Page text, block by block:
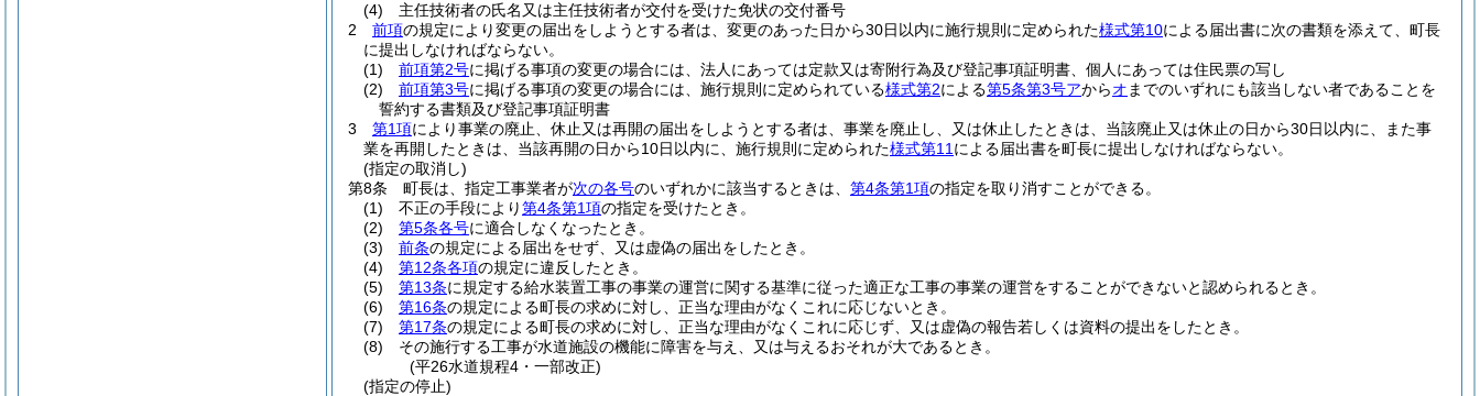
(4)
主任技術者の氏名又は主任技術者が交付を受けた免状の交付番号
2
前項の規定により変更の届出をしようとする者は、変更のあった日から30日以内に施行規則に定められた様式第10による届出書に次の書類を添えて、町長
に提出しなければならない。
(1)
前項第2号に掲げる事項の変更の場合には、法人にあっては定款又は寄附行為及び登記事項証明書、個人にあっては住民票の写し
(2)
前項第3号に掲げる事項の変更の場合には、施行規則に定められている様式第2による第5条第3号アからオ までのいずれにも該当しない者であることを
誓約する書類及び登記事項証明書
3
第1項により事業の廃止、休止又は再開の届出をしようとする者は、事業を廃止し、又は休止したときは、当該廃止又は休止の日から30日以内に、また事
業を再開したときは、当該再開の日から10日以内に、施行規則に定められた様式第11 による届出書を町長に提出しなければならない。
(指定の取消し)
第8条
町長は、指定工事業者が次の各号のいずれかに該当するときは、 第4条第1項の指定を取り消すことができる。
(1)
不正の手段により第4条第1項の指定を受けたとき。
(2)
第5条各号に適合しなくなったとき。
(3)
前条の規定による届出をせず、又は虚偽の届出をしたとき。
(4)
第12条各項の規定に違反したとき。
(5)
第13条に規定する給水装置工事の事業の運営に関する基準に従った適正な工事の事業の運営をすることができないと認められるとき。
(6)
第16条の規定による町長の求めに対し、正当な理由がなくこれに応じないとき。
(7)
第17条の規定による町長の求めに対し、正当な理由がなくこれに応じず、又は虚偽の報告若しくは資料の提出をしたとき。
(8)
その施行する工事が水道施設の機能に障害を与え、又は与えるおそれが大であるとき。
(平26水道規程4・一部改正)
(指定の停止)